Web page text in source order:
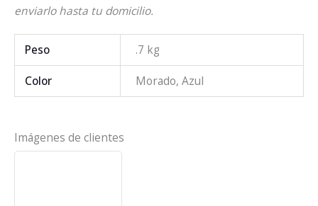
enviarlo hasta tu domicilio.
Peso
.7 kg
Color
Morado, Azul
Imágenes de clientes